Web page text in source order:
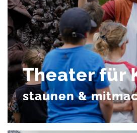
Theater für
staunen &